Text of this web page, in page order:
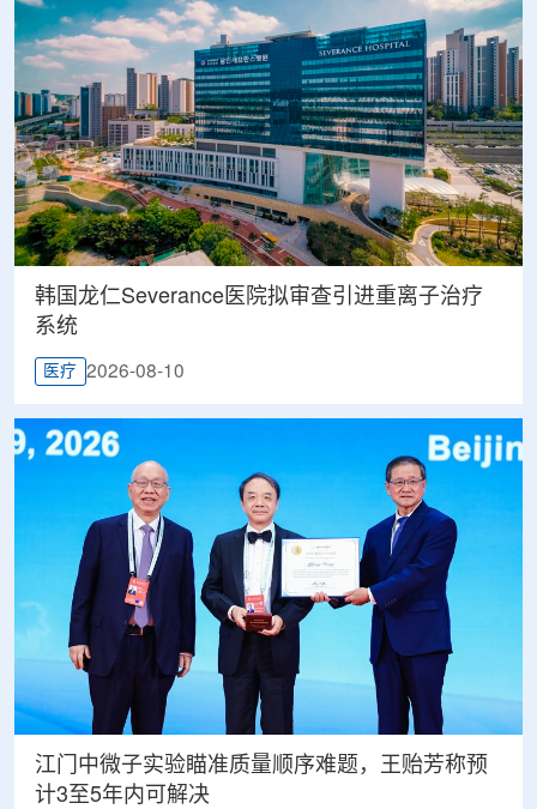
韩国龙仁Severance医院拟审查引进重离子治疗
系统
医疗 2026-08-10
江门中微子实验瞄准质量顺序难题，王贻芳称预
计3至5年内可解决